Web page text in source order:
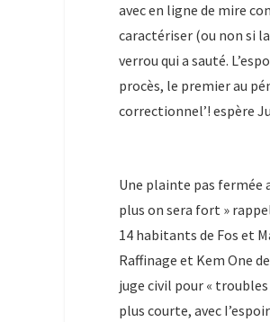
avec en ligne de mire
caractériser (ou non si
verrou qui a sauté.
procès, le premier au
correctionnel’! espère
Une plainte pas fermée
plus on sera fort »
14 habitants de Fos et
Raffinage et Kem One
juge civil pour «
plus courte, avec